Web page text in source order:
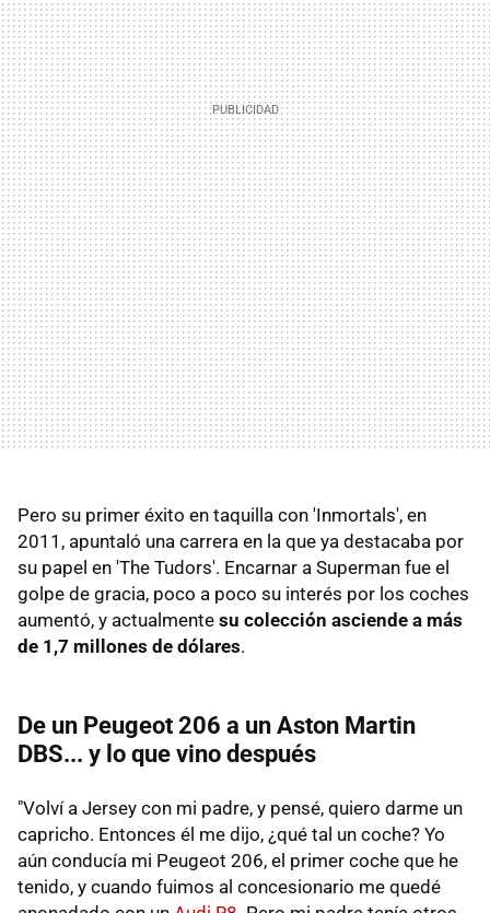
Pero su primer éxito en taquilla con 'Inmortals', en
2011, apuntaló una carrera en la que ya destacaba por
su papel en 'The Tudors'. Encarnar a Superman fue el
golpe de gracia, poco a poco su interés por los coches
aumentó, y actualmente su colección asciende a más
de 1,7 millones de dólares.
De un Peugeot 206 a un Aston Martin
DBS... y lo que vino después
"Volví a Jersey con mi padre, y pensé, quiero darme un
capricho. Entonces él me dijo, ¿qué tal un coche? Yo
aún conducía mi Peugeot 206, el primer coche que he
tenido, y cuando fuimos al concesionario me quedé